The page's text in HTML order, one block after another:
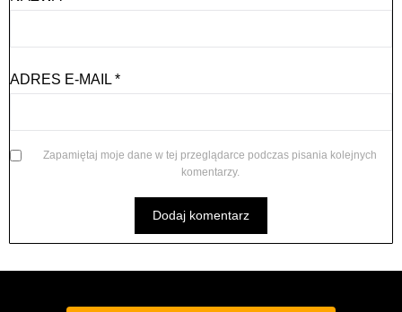
ADRES E-MAIL *
Zapamiętaj moje dane w tej przeglądarce podczas pisania kolejnych
komentarzy.